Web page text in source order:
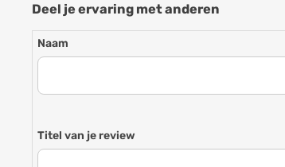
Deel je ervaring met anderen
Naam
Titel van je review